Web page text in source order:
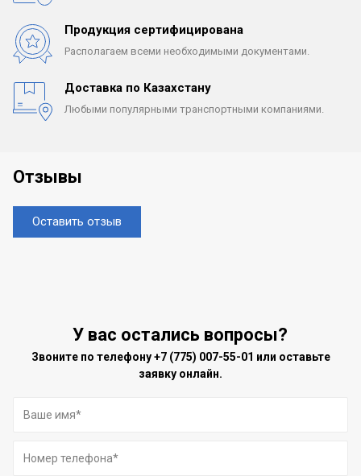
Продукция сертифицирована
Располагаем всеми необходимыми документами.
Доставка по Казахстану
Любыми популярными транспортными компаниями.
Отзывы
Оставить отзыв
У вас остались вопросы?
Звоните по телефону+7 (775) 007-55-01 или оставьте
заявку онлайн.